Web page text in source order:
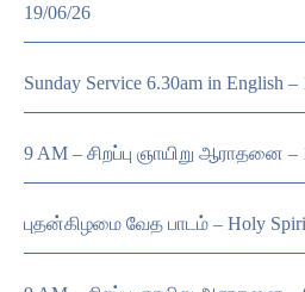
19/06/26
Sunday Service 6.30am in English –
9 AM – சிறப்பு ஞாயிறு ஆராதனை –
புதன்கிழமை வேத பாடம் – Holy